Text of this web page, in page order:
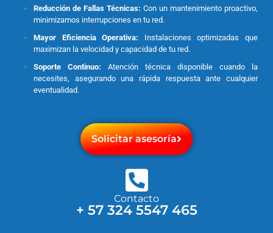
Reducción de Fallas Técnicas: Con un mantenimiento proactivo,
minimizamos interrupciones en tu red.
Mayor Eficiencia Operativa: Instalaciones optimizadas que
maximizan la velocidad y capacidad de tu red.
Soporte Continuo: Atención técnica disponible cuando la
necesites, asegurando una rápida respuesta ante cualquier
eventualidad.
Solicitar asesoría
Contacto
+ 57 324 5547 465